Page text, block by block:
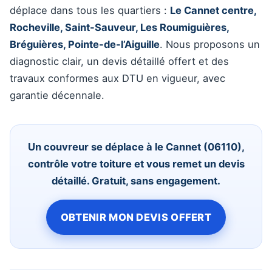
déplace dans tous les quartiers : Le Cannet centre,
Rocheville, Saint-Sauveur, Les Roumiguières,
Bréguières, Pointe-de-l’Aiguille. Nous proposons un
diagnostic clair, un devis détaillé offert et des
travaux conformes aux DTU en vigueur, avec
garantie décennale.
Un couvreur se déplace à le Cannet (06110),
contrôle votre toiture et vous remet un devis
détaillé. Gratuit, sans engagement.
OBTENIR MON DEVIS OFFERT